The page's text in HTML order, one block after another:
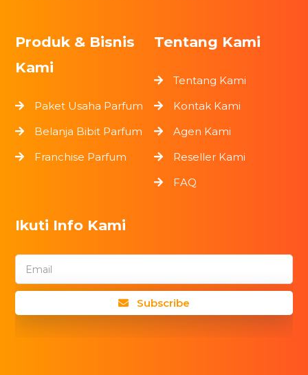
Produk & Bisnis
Kami
Paket Usaha Parfum
Belanja Bibit Parfum
Franchise Parfum
Tentang Kami
Tentang Kami
Kontak Kami
Agen Kami
Reseller Kami
FAQ
Ikuti Info Kami
Email
Subscribe